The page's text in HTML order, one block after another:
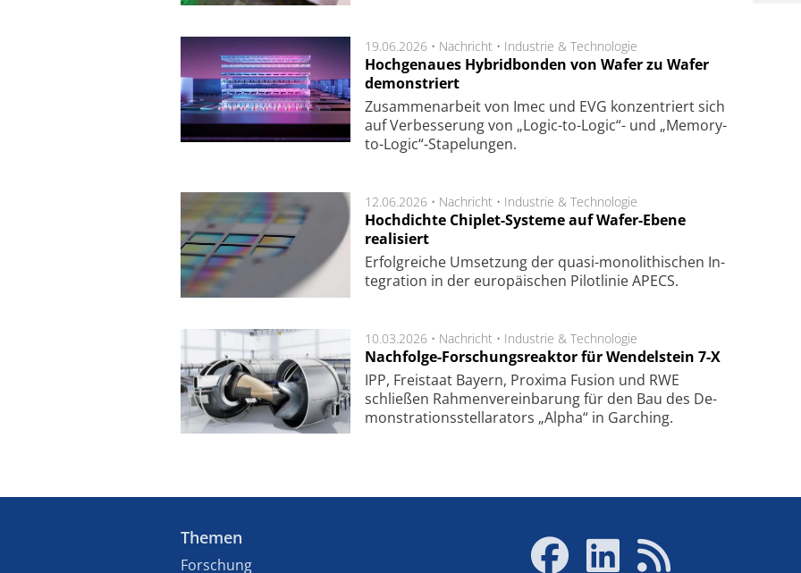
19.06.2026 • Nachricht • Industrie & Technologie
Hochgenaues Hybridbonden von Wafer zu Wafer
demonstriert
Zu­sam­men­arbeit von Imec und EVG kon­zen­triert sich
auf Ver­bes­se­rung von „Logic-to-Logic“- und „Memory-
to-Logic“-Sta­pe­lungen.
12.06.2026 • Nachricht • Industrie & Technologie
Hochdichte Chiplet-Systeme auf Wafer-Ebene
realisiert
Er­folg­rei­che Um­set­zung der quasi-mono­li­thi­schen In­
te­gra­tion in der eu­ro­pä­i­schen Pi­lot­li­nie APECS.
10.03.2026 • Nachricht • Industrie & Technologie
Nachfolge-Forschungsreaktor für Wendelstein 7-X
IPP, Frei­staat Bay­ern, Pro­xi­ma Fu­sion und RWE
schließen Rah­men­ver­ein­ba­rung für den Bau des De­
mon­stra­tions­stel­la­ra­tors „Alpha“ in Gar­ching.
Themen
Forschung